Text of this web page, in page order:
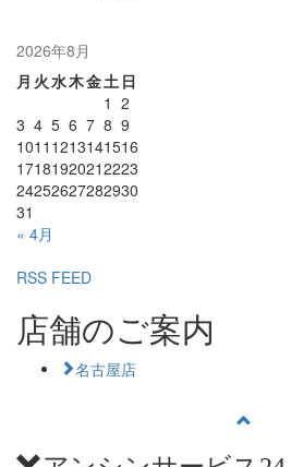
2026年8月
月 火水木金土 日
1 2
3 4 5 6 7 8 9
1011 1213141516
17181920212223
24252627282930
31
« 4月
RSS FEED
店舗のご案内
名古屋店